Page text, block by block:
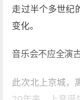
走过半个多世纪
变化。
音乐会不应全演
此次北上京城，